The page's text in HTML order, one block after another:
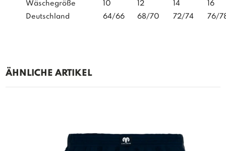
Wäschegröße 10 12 14
16
Deutschland
64/66 68/70 72/74 76/
ÄHNLICHE ARTIKEL